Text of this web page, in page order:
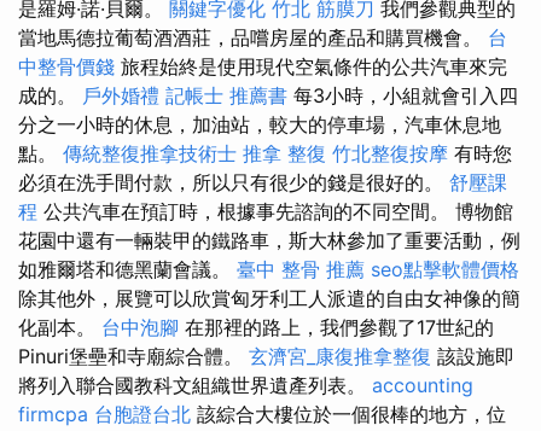
是羅姆·諾·貝爾。 關鍵字優化 竹北 筋膜刀 我們參觀典型的
當地馬德拉葡萄酒酒莊，品嚐房屋的產品和購買機會。 台
中整骨價錢 旅程始終是使用現代空氣條件的公共汽車來完
成的。 戶外婚禮 記帳士 推薦書 每3小時，小組就會引入四
分之一小時的休息，加油站，較大的停車場，汽車休息地
點。 傳統整復推拿技術士 推拿 整復 竹北整復按摩 有時您
必須在洗手間付款，所以只有很少的錢是很好的。 舒壓課
程 公共汽車在預訂時，根據事先諮詢的不同空間。 博物館
花園中還有一輛裝甲的鐵路車，斯大林參加了重要活動，例
如雅爾塔和德黑蘭會議。 臺中 整骨 推薦 seo點擊軟體價格
除其他外，展覽可以欣賞匈牙利工人派遣的自由女神像的簡
化副本。 台中泡腳 在那裡的路上，我們參觀了17世紀的
Pinuri堡壘和寺廟綜合體。 玄濟宮_康復推拿整復 該設施即
將列入聯合國教科文組織世界遺產列表。 accounting
firmcpa 台胞證台北 該綜合大樓位於一個很棒的地方，位